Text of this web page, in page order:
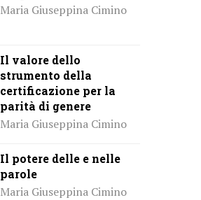
Maria Giuseppina Cimino
Il valore dello
strumento della
certificazione per la
parità di genere
Maria Giuseppina Cimino
Il potere delle e nelle
parole
Maria Giuseppina Cimino